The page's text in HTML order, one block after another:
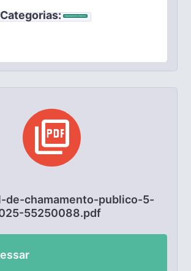
Categorias: Chamamento Público
picture_as_pdf
de-chamamento-publico-5-
55250088.pdf